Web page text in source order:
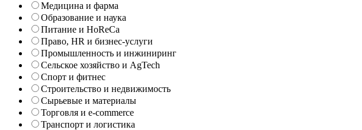
Медицина и фарма
Образование и наука
Питание и HoReCa
Право, HR и бизнес-услуги
Промышленность и инжиниринг
Сельское хозяйство и AgTech
Спорт и фитнес
Строительство и недвижимость
Сырьевые и материалы
Торговля и e-commerce
Транспорт и логистика